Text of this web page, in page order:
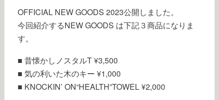
OFFICIAL NEW GOODS 2023公開しました。
今回紹介するNEW GOODS は下記３商品になりま
す。
■ 昔懐かしノスタルT ¥3,500
■ 気の利いた木のキー ¥1,000
■ KNOCKIN’ ON“HEALTH”TOWEL ¥2,000